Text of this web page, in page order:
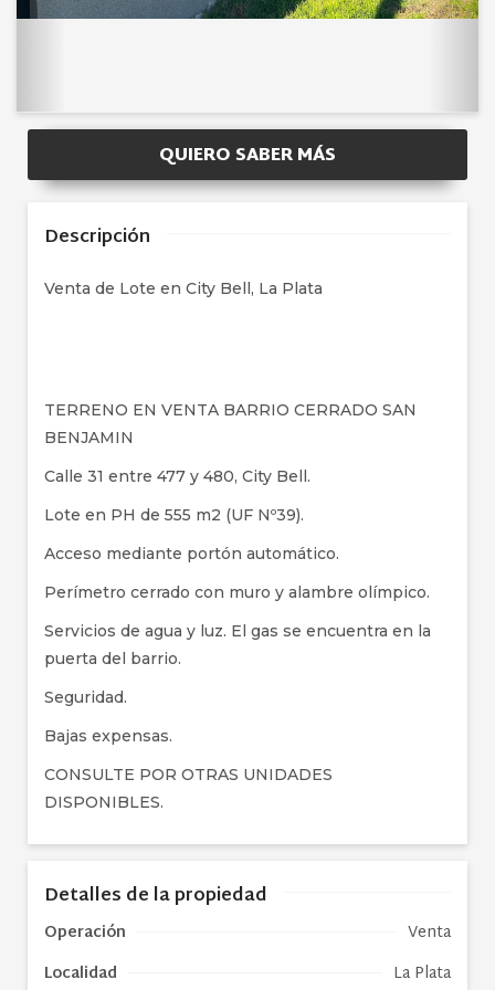
QUIERO SABER MÁS
Descripción
Venta de Lote en City Bell, La Plata
TERRENO EN VENTA BARRIO CERRADO SAN
BENJAMIN
Calle 31 entre 477 y 480, City Bell.
Lote en PH de 555 m2 (UF Nº39).
Acceso mediante portón automático.
Perímetro cerrado con muro y alambre olímpico.
Servicios de agua y luz. El gas se encuentra en la
puerta del barrio.
Seguridad.
Bajas expensas.
CONSULTE POR OTRAS UNIDADES
DISPONIBLES.
Detalles de la propiedad
Operación
Venta
Localidad
La Plata